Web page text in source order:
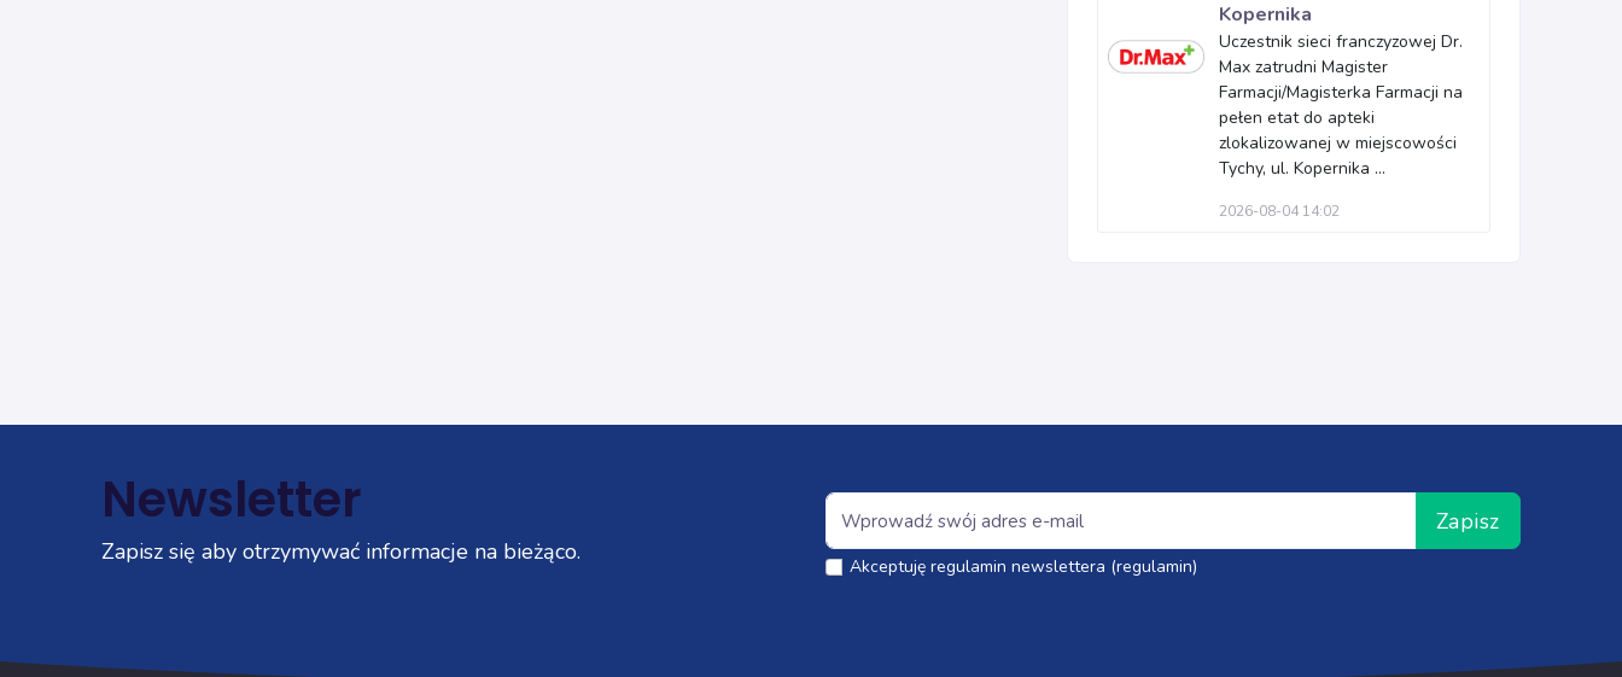
Kopernika
Uczestnik sieci franczyzowej Dr.
Max zatrudni Magister
Farmacji/Magisterka Farmacji na
pełen etat do apteki
zlokalizowanej w miejscowości
Tychy, ul. Kopernika ...
2026-08-04 14:02
Newsletter
Zapisz się aby otrzymywać informacje na bieżąco.
Zapisz
Akceptuję regulamin newslettera (regulamin)